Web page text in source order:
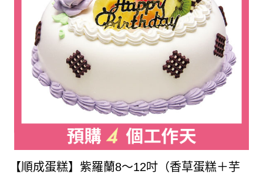
【順成蛋糕】紫羅蘭8～12吋（香草蛋糕＋芋